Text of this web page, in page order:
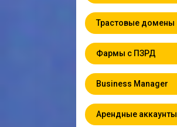
Трастовые домены
Фармы с ПЗРД
Business Manager
Арендные аккаунты